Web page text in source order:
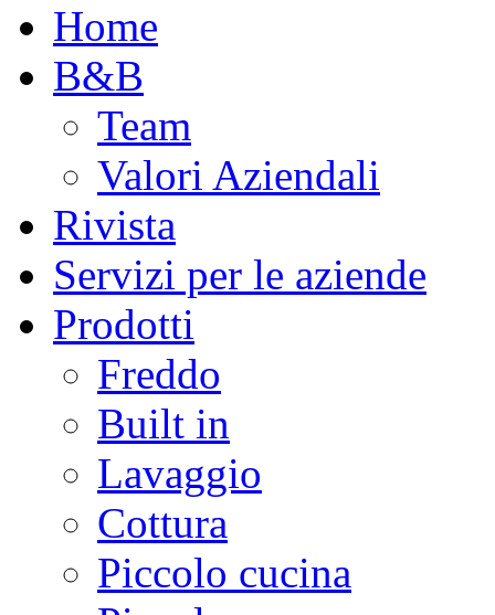
Home
B&B
Team
Valori Aziendali
Rivista
Servizi per le aziende
Prodotti
Freddo
Built in
Lavaggio
Cottura
Piccolo cucina